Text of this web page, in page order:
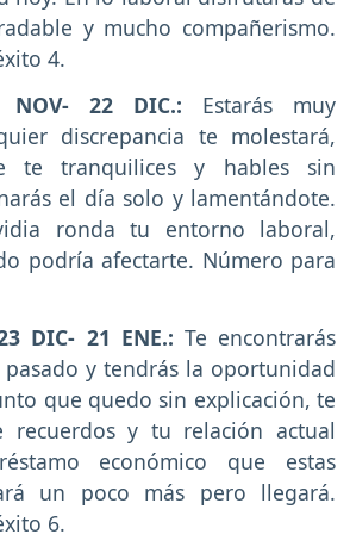
y mucho compañerismo.
4.
NOV- 22 DIC.: Estarás muy
discrepancia te molestará,
te tranquilices y hables sin
el día solo y lamentándote.
ronda tu entorno laboral,
podría afectarte. Número para
DIC- 21 ENE.: Te encontrarás
y tendrás la oportunidad
que quedo sin explicación, te
recuerdos y tu relación actual
económico que estas
un poco más pero llegará.
6.